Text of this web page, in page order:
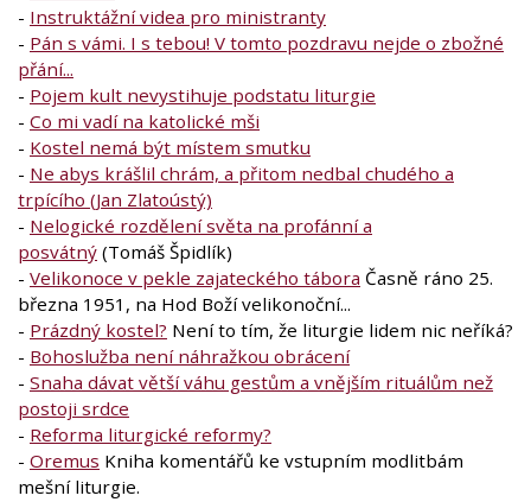
- Instruktážní videa pro ministranty
- Pán s vámi. I s tebou! V tomto pozdravu nejde o zbožné
přání...
- Pojem kult nevystihuje podstatu liturgie
- Co mi vadí na katolické mši
- Kostel nemá být místem smutku
- Ne abys krášlil chrám, a přitom nedbal chudého a
trpícího (Jan Zlatoústý)
- Nelogické rozdělení světa na profánní a
posvátný (Tomáš Špidlík)
- Velikonoce v pekle zajateckého tábora Časně ráno 25.
března 1951, na Hod Boží velikonoční...
- Prázdný kostel? Není to tím, že liturgie lidem nic neříká?
- Bohoslužba není náhražkou obrácení
- Snaha dávat větší váhu gestům a vnějším rituálům než
postoji srdce
- Reforma liturgické reformy?
- Oremus Kniha komentářů ke vstupním modlitbám
mešní liturgie.